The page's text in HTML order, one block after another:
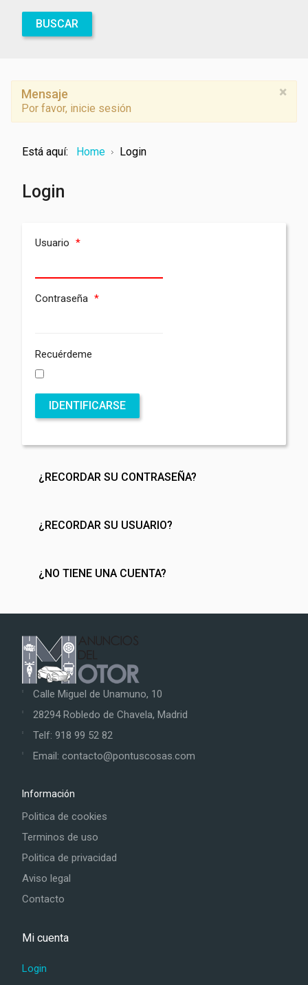
BUSCAR
×
Mensaje
Por favor, inicie sesión
Está aquí: Home Login
Login
Usuario *
Contraseña *
Recuérdeme
IDENTIFICARSE
¿RECORDAR SU CONTRASEÑA?
¿RECORDAR SU USUARIO?
¿NO TIENE UNA CUENTA?
Calle Miguel de Unamuno, 10
28294 Robledo de Chavela, Madrid
Telf: 918 99 52 82
Email: contacto@pontuscosas.com
Información
Politica de cookies
Terminos de uso
Politica de privacidad
Aviso legal
Contacto
Mi cuenta
Login